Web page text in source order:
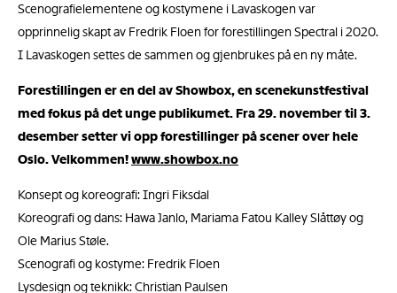
Scenografielementene og kostymene i Lavaskogen var
opprinnelig skapt av Fredrik Floen for forestillingen Spectral i 2020.
I Lavaskogen settes de sammen og gjenbrukes på en ny måte.
Forestillingen er en del av Showbox, en scenekunstfestival
med fokus på det unge publikumet. Fra 29. november til 3.
desember setter vi opp forestillinger på scener over hele
Oslo. Velkommen!www.showbox.no
Konsept og koreografi: Ingri Fiksdal
Koreografi og dans: Hawa Janlo, Mariama Fatou Kalley Slåttøy og
Ole Marius Støle.
Scenografi og kostyme: Fredrik Floen
Lysdesign og teknikk: Christian Paulsen